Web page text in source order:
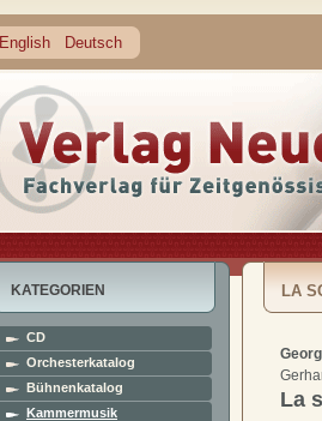
English Deutsch
KATEGORIEN
CD
Orchesterkatalog
Bühnenkatalog
Kammermusik
LA
La